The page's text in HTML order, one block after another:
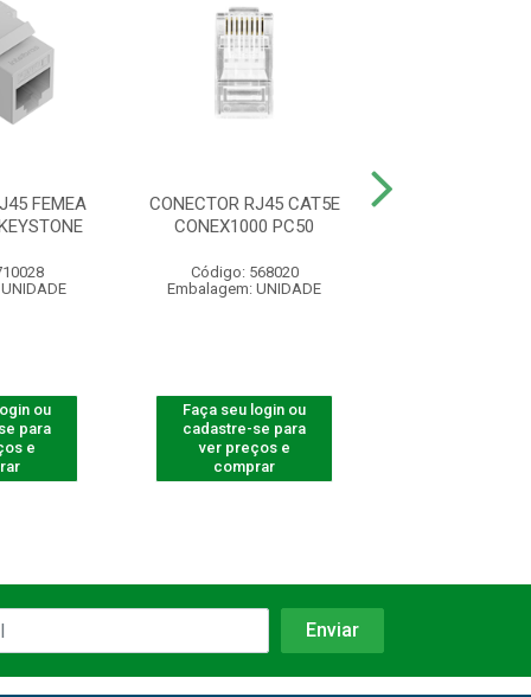
FEMEA
ou
para
e
CONECTOR RJ45 CAT5E
CONEX1000 PC50
Código: 568020
Embalagem: UNIDADE
Faça seu login ou
cadastre-se para
ver preços e
comprar